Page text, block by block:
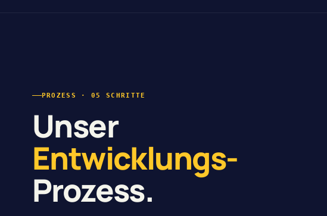
PROZESS · 05 SCHRITTE
Unser
Entwicklungs-
Prozess.